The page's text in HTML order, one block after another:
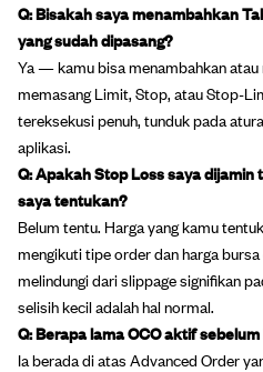
Q: Bisakah saya menambahkan
yang sudah dipasang?
Ya — kamu bisa menambahkan atau
memasang Limit, Stop, atau Stop-
tereksekusi penuh, tunduk pada
aplikasi.
Q: Apakah Stop Loss saya
saya tentukan?
Belum tentu. Harga yang kamu
mengikuti tipe order dan harga
melindungi dari slippage signifikan
selisih kecil adalah hal normal.
Q: Berapa lama OCO aktif
Ia berada di atas Advanced Order